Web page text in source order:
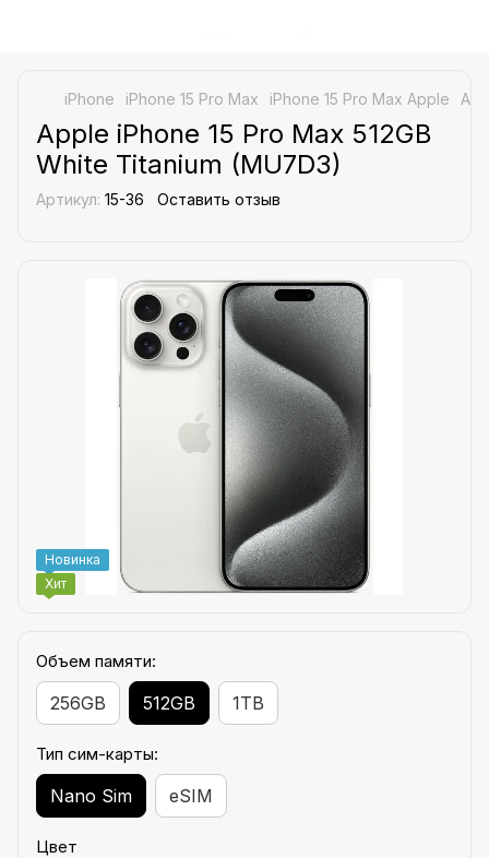
iPhone iPhone 15 Pro Max iPhone 15 Pro Max Apple
Apple iPhone 15 Pro Max 512GB
White Titanium (MU7D3)
Артикул: 15-36 Оставить отзыв
Новинка
Хит
Объем памяти:
256GB 512GB 1TB
Тип сим-карты:
Nano Sim eSIM
Цвет